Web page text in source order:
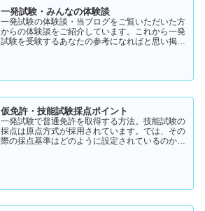
一発試験・みんなの体験談
一発試験の体験談・当ブログをご覧いただいた方
からの体験談をご紹介しています。これから一発
試験を受験するあなたの参考になればと思い掲載
仮免許・技能試験採点ポイント
一発試験で普通免許を取得する方法。技能試験の
採点は原点方式が採用されています。では、その
際の採点基準はどのように設定されているのかご